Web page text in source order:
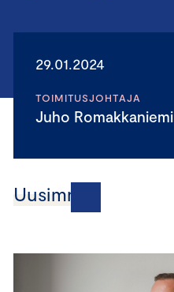
29.01.2024
TOIMITUSJOHTAJA
Juho Romakkaniemi
Uusimmat